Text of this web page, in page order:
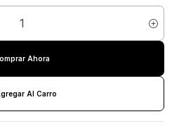
Al Carro
Ahora